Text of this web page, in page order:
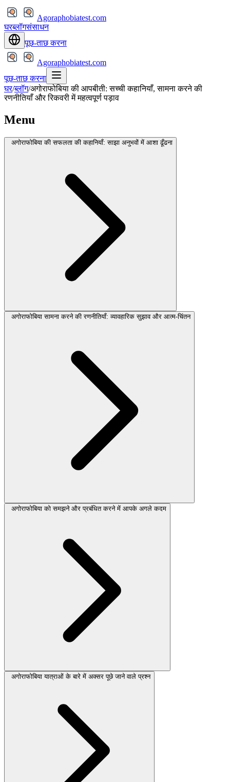
Agoraphobiatest.com
घरब्लॉगसंसाधन
पूछ-ताछ करना
Agoraphobiatest.com
पूछ-ताछ करना
घर/ब्लॉग/अगोराफोबिया की आपबीती: सच्ची कहानियाँ, सामना करने की
रणनीतियाँ और रिकवरी में महत्वपूर्ण पड़ाव
Menu
अगोराफोबिया की सफलता की कहानियाँ: साझा अनुभवों में आशा ढूँढना
अगोराफोबिया सामना करने की रणनीतियाँ: व्यावहारिक सुझाव और आत्म-चिंतन
अगोराफोबिया को समझने और प्रबंधित करने में आपके अगले कदम
अगोराफोबिया यात्राओं के बारे में अक्सर पूछे जाने वाले प्रश्न